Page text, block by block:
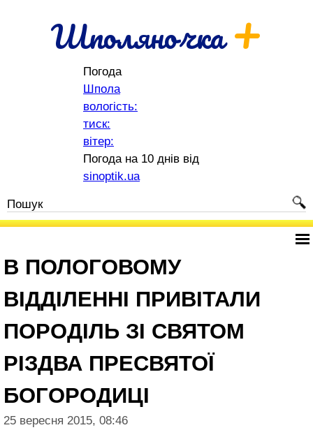
Шполяночка+
Погода
Шпола
вологість:
тиск:
вітер:
Погода на 10 днів від
sinoptik.ua
В ПОЛОГОВОМУ
ВІДДІЛЕННІ ПРИВІТАЛИ
ПОРОДІЛЬ ЗІ СВЯТОМ
РІЗДВА ПРЕСВЯТОЇ
БОГОРОДИЦІ
25 вересня 2015, 08:46